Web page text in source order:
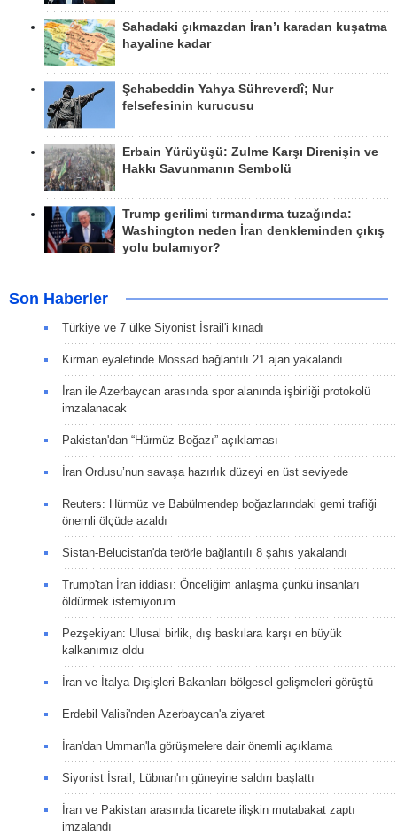
Sahadaki çıkmazdan İran’ı karadan kuşatma
hayaline kadar
Şehabeddin Yahya Sühreverdî; Nur
felsefesinin kurucusu
Erbain Yürüyüşü: Zulme Karşı Direnişin ve
Hakkı Savunmanın Sembolü
Trump gerilimi tırmandırma tuzağında:
Washington neden İran denkleminden çıkış
yolu bulamıyor?
Son Haberler
Türkiye ve 7 ülke Siyonist İsrail'i kınadı
Kirman eyaletinde Mossad bağlantılı 21 ajan yakalandı
İran ile Azerbaycan arasında spor alanında işbirliği protokolü
imzalanacak
Pakistan'dan “Hürmüz Boğazı” açıklaması
İran Ordusu’nun savaşa hazırlık düzeyi en üst seviyede
Reuters: Hürmüz ve Babülmendep boğazlarındaki gemi trafiği
önemli ölçüde azaldı
Sistan-Belucistan'da terörle bağlantılı 8 şahıs yakalandı
Trump'tan İran iddiası: Önceliğim anlaşma çünkü insanları
öldürmek istemiyorum
Pezşekiyan: Ulusal birlik, dış baskılara karşı en büyük
kalkanımız oldu
İran ve İtalya Dışişleri Bakanları bölgesel gelişmeleri görüştü
Erdebil Valisi'nden Azerbaycan'a ziyaret
İran'dan Umman'la görüşmelere dair önemli açıklama
Siyonist İsrail, Lübnan'ın güneyine saldırı başlattı
İran ve Pakistan arasında ticarete ilişkin mutabakat zaptı
imzalandı